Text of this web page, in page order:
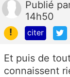
Publié
14h50
!
citer
Et puis de
connaissent